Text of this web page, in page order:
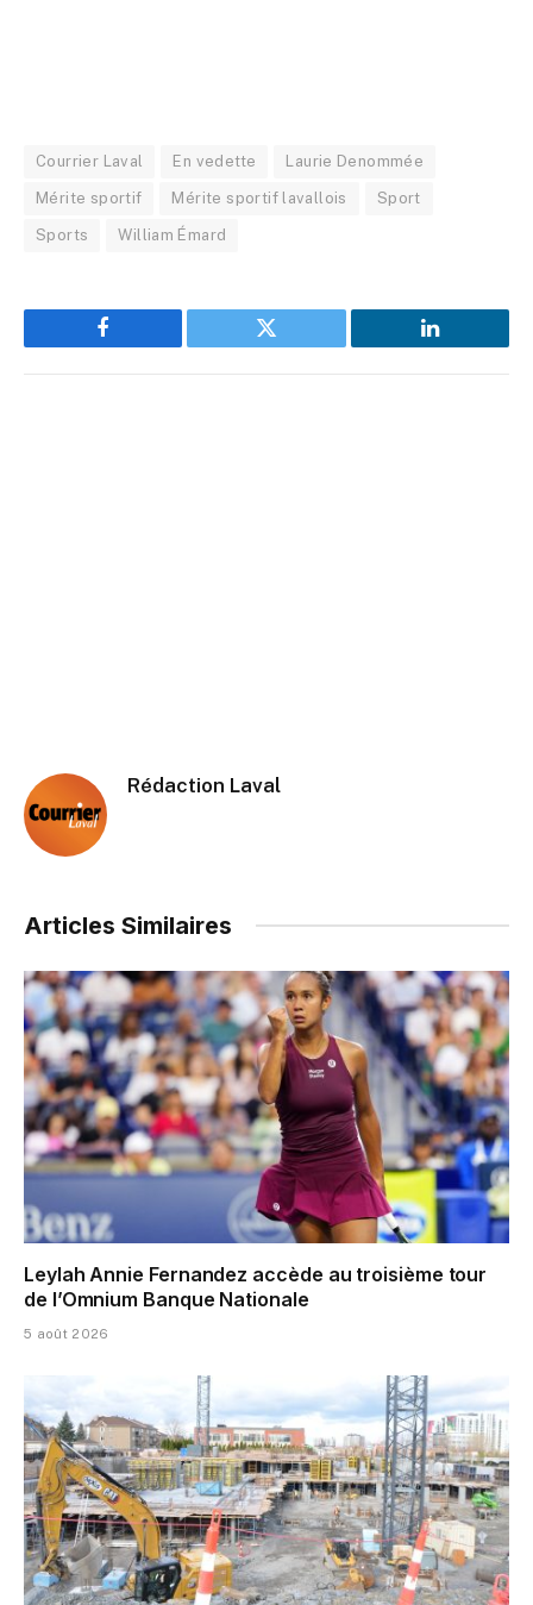
Courrier Laval En vedette Laurie Denommée
Mérite sportif Mérite sportif lavallois Sport
Sports William Émard
Facebook Twitter LinkedIn
Rédaction Laval
Articles Similaires
Leylah Annie Fernandez accède au troisième tour
de l’Omnium Banque Nationale
5 août 2026